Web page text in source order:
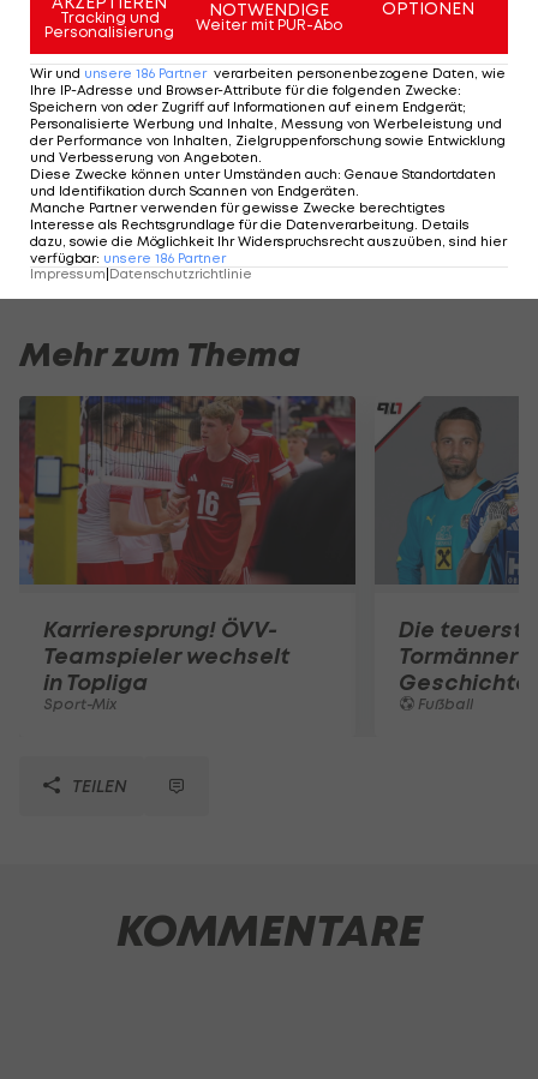
fünf Spielen trafen sie gemeinsam nicht weniger
als 13-mal. Trainer Luis Enrique sehnt die
Einsatzbereitschaft von Messi trotzdem herbei:
"Derzeit haben wir zwar die Resultate, die wir
brauchen, und wir spielen auch gut. Aber wir
werden Messi immer vermissen. Aber klar zeigen
wir derzeit auch, dass wir andere Optionen
haben."
Mehr zum Thema
Karrieresprung! ÖVV-
Teamspieler wechselt
in Topliga
Sport-Mix
Die
Tormänner
Geschichte
Fußball
TEILEN
KOMMENTARE
Tracking und
Personalisierung
NOTWENDIGE
Weiter mit PUR-Abo
OPTIONEN
Wir und unsere 186 Partner verarbeiten personenbezogene Daten, wie
Ihre IP-Adresse und Browser-Attribute für die folgenden Zwecke:
Speichern von oder Zugriff auf Informationen auf einem Endgerät;
Personalisierte Werbung und Inhalte, Messung von Werbeleistung und
der Performance von Inhalten, Zielgruppenforschung sowie Entwicklung
und Verbesserung von Angeboten.
Diese Zwecke können unter Umständen auch: Genaue Standortdaten
und Identifikation durch Scannen von Endgeräten.
Manche Partner verwenden für gewisse Zwecke berechtigtes
Interesse als Rechtsgrundlage für die Datenverarbeitung. Details
dazu, sowie die Möglichkeit Ihr Widerspruchsrecht auszuüben, sind hier
verfügbar: unsere 186 Partner
Impressum Datenschutzrichtlinie